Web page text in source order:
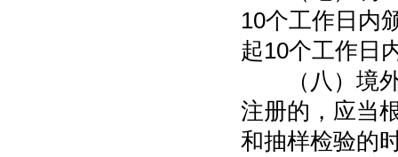
10个工作日内
起10个工作日
（八）境外
注册的，应当
和抽样检验的